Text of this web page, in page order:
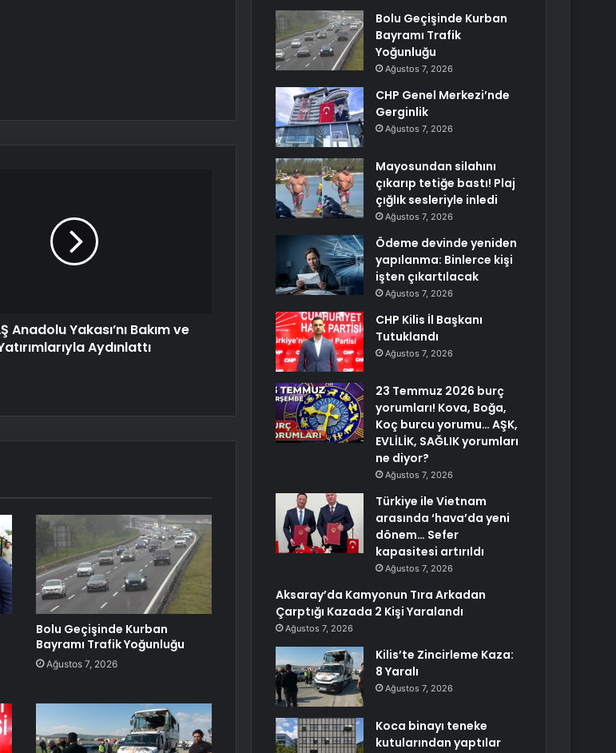
Anadolu Yakası’nı Bakım ve
Aydınlattı
Bolu Geçişinde Kurban
Bayramı Trafik Yoğunluğu
Ağustos 7, 2026
Bolu Geçişinde Kurban
Bayramı Trafik
Yoğunluğu
Ağustos 7, 2026
CHP Genel Merkezi’nde
Gerginlik
Ağustos 7, 2026
Mayosundan silahını
çıkarıp tetiğe bastı! Plaj
çığlık sesleriyle inledi
Ağustos 7, 2026
Ödeme devinde yeniden
yapılanma: Binlerce kişi
işten çıkartılacak
Ağustos 7, 2026
CHP Kilis İl Başkanı
Tutuklandı
Ağustos 7, 2026
23 Temmuz 2026 burç
yorumları! Kova, Boğa,
Koç burcu yorumu… AŞK,
EVLİLİK, SAĞLIK yorumları
ne diyor?
Ağustos 7, 2026
Türkiye ile Vietnam
arasında ‘hava’da yeni
dönem… Sefer
kapasitesi artırıldı
Ağustos 7, 2026
Aksaray’da Kamyonun Tıra Arkadan
Çarptığı Kazada 2 Kişi Yaralandı
Ağustos 7, 2026
Kilis’te Zincirleme Kaza:
8 Yaralı
Ağustos 7, 2026
Koca binayı teneke
kutularından yaptılar